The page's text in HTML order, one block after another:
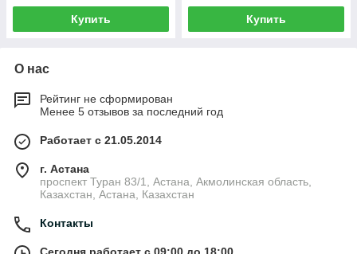
Купить Купить
О нас
Рейтинг не сформирован
Менее 5 отзывов за последний год
Работает с 21.05.2014
г. Астана
проспект Туран 83/1, Астана, Акмолинская область,
Казахстан, Астана, Казахстан
Контакты